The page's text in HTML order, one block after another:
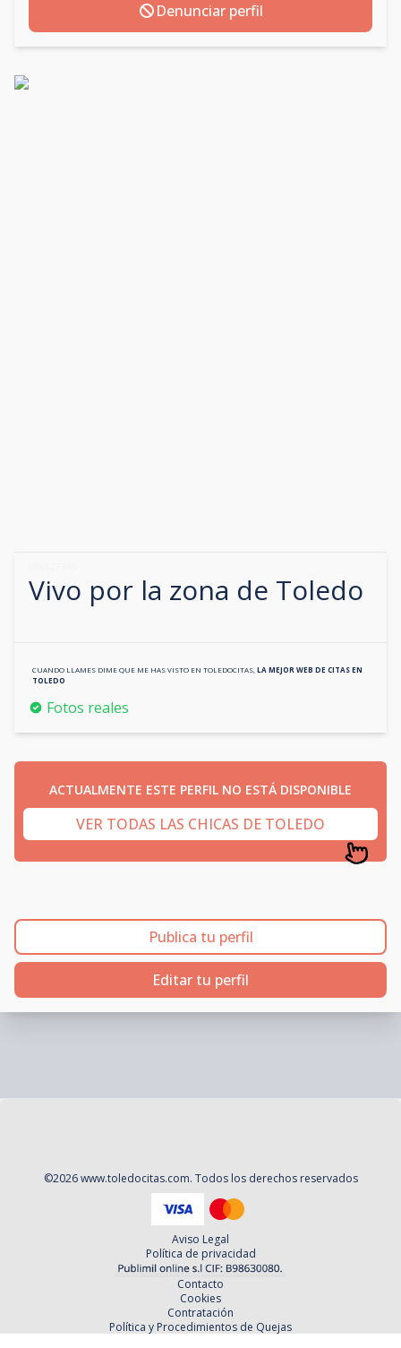
Denunciar perfil
Vivo por la zona de Toledo
CUANDO LLAMES DIME QUE ME HAS VISTO EN TOLEDOCITAS LA MEJOR WEB DE CITAS EN
TOLEDO
Fotos reales
ACTUALMENTE ESTE PERFIL NO ESTÁ DISPONIBLE
VER TODAS LAS CHICAS DE TOLEDO
Publica tu perfil
Editar tu perfil
©2026 www.toledocitas.com. Todos los derechos reservados
Aviso Legal
Política de privacidad
Contacto
Cookies
Contratación
Política y Procedimientos de Quejas